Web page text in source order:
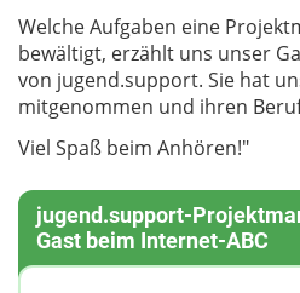
Welche Aufgaben eine
bewältigt, erzählt uns unser
von jugend.support. Sie hat
mitgenommen und ihren
Viel Spaß beim Anhören!"
jugend.support-
Gast beim Internet-ABC